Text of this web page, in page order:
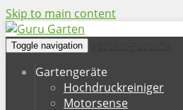
Skip to main content
Toggle navigation
Gartengeräte
Hochdruckreiniger
Motorsense